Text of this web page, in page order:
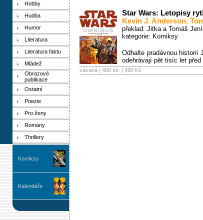
Hobby
Hudba
Humor
Literatura
Literatura faktu
Mládež
Obrazové
publikace
Ostatní
Poezie
Pro ženy
Romány
Thrillery
Komiksy
Kalendáře
Star Wars: Letopisy
Kevin J. Anderson,
překlad: Jitka a Tomáš
kategorie: Komiksy
Odhalte pradávnou historii
odehrávají pět tisíc let
vázaná | 400 str. | 990 Kč